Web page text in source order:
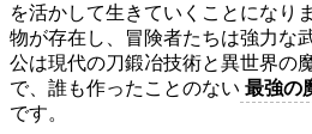
を活かして生きていくことになり
物が存在し、冒険者たちは強力な
公は現代の刀鍛冶技術と異世界の
で、誰も作ったことのない 最強の
です。